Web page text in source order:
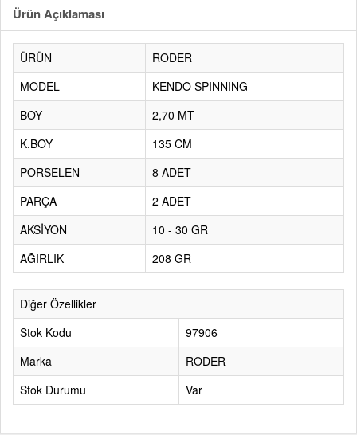
Ürün Açıklaması
ÜRÜN
RODER
MODEL
KENDO SPINNING
BOY
2,70 MT
K.BOY
135 CM
PORSELEN
8 ADET
PARÇA
2 ADET
AKSİYON
10 - 30 GR
AĞIRLIK
208 GR
Diğer Özellikler
Stok Kodu
97906
Marka
RODER
Stok Durumu
Var